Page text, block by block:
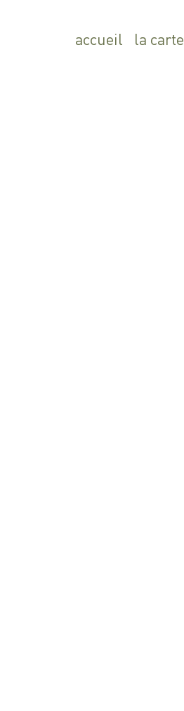
accueil la carte